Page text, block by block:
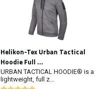
Helikon-Tex Urban Tactical
Hoodie Full ...
URBAN TACTICAL HOODIE® is a
lightweight, full z...